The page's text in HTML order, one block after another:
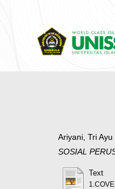
Ariyani, Tri Ayu
SOSIAL
Text